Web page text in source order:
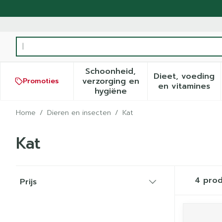
Product, merk, categorie...
Promoties
Schoonheid,
verzorging en
hygiëneToon submenu voor
Dieet, voeding
en vitamines
Toon
Home / Dieren en insecten / Kat
Kat
Prijs
4